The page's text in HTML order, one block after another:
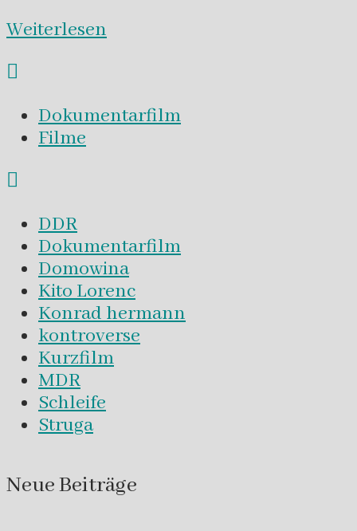
Weiterlesen
Dokumentarfilm
Filme
DDR
Dokumentarfilm
Domowina
Kito Lorenc
Konrad hermann
kontroverse
Kurzfilm
MDR
Schleife
Struga
Neue Beiträge